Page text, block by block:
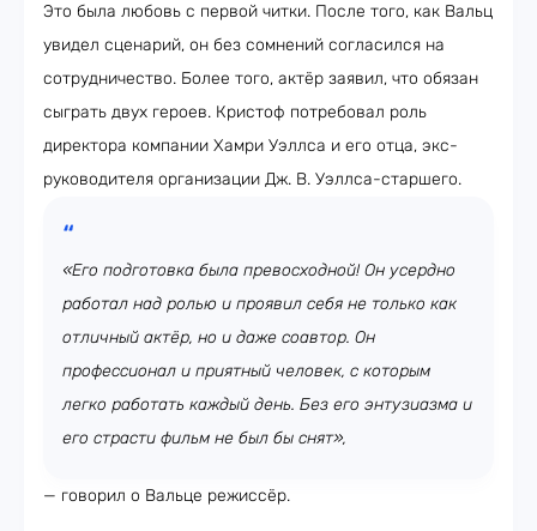
Это была любовь с первой читки. После того, как Вальц
увидел сценарий, он без сомнений согласился на
сотрудничество. Более того, актёр заявил, что обязан
сыграть двух героев. Кристоф потребовал роль
директора компании Хамри Уэллса и его отца, экс-
руководителя организации Дж. В. Уэллса-старшего.
«Его подготовка была превосходной! Он усердно
работал над ролью и проявил себя не только как
отличный актёр, но и даже соавтор. Он
профессионал и приятный человек, с которым
легко работать каждый день. Без его энтузиазма и
его страсти фильм не был бы снят»,
— говорил о Вальце режиссёр.